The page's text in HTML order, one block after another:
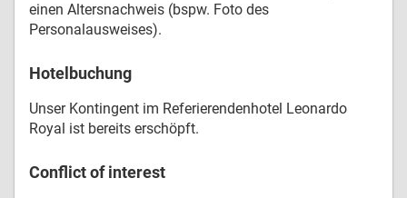
einen Altersnachweis (bspw. Foto des
Personalausweises).
Hotelbuchung
Unser Kontingent im Referierendenhotel Leonardo
Royal ist bereits erschöpft.
Conflict of interest